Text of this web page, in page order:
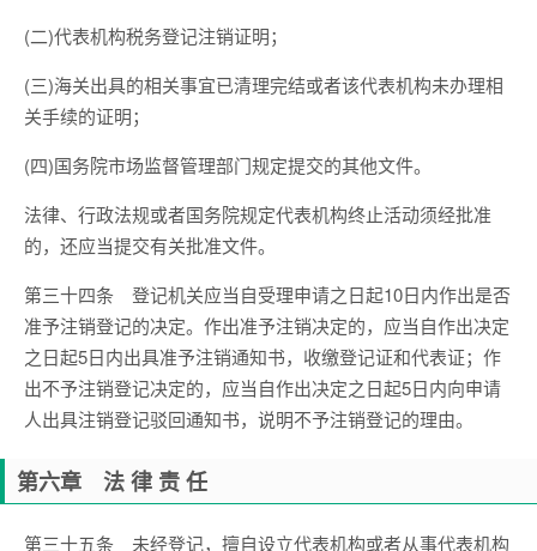
(二)代表机构税务登记注销证明；
(三)海关出具的相关事宜已清理完结或者该代表机构未办理相
关手续的证明；
(四)国务院市场监督管理部门规定提交的其他文件。
法律、行政法规或者国务院规定代表机构终止活动须经批准
的，还应当提交有关批准文件。
第三十四条 登记机关应当自受理申请之日起10日内作出是否
准予注销登记的决定。作出准予注销决定的，应当自作出决定
之日起5日内出具准予注销通知书，收缴登记证和代表证；作
出不予注销登记决定的，应当自作出决定之日起5日内向申请
人出具注销登记驳回通知书，说明不予注销登记的理由。
第六章 法 律 责 任
第三十五条 未经登记，擅自设立代表机构或者从事代表机构